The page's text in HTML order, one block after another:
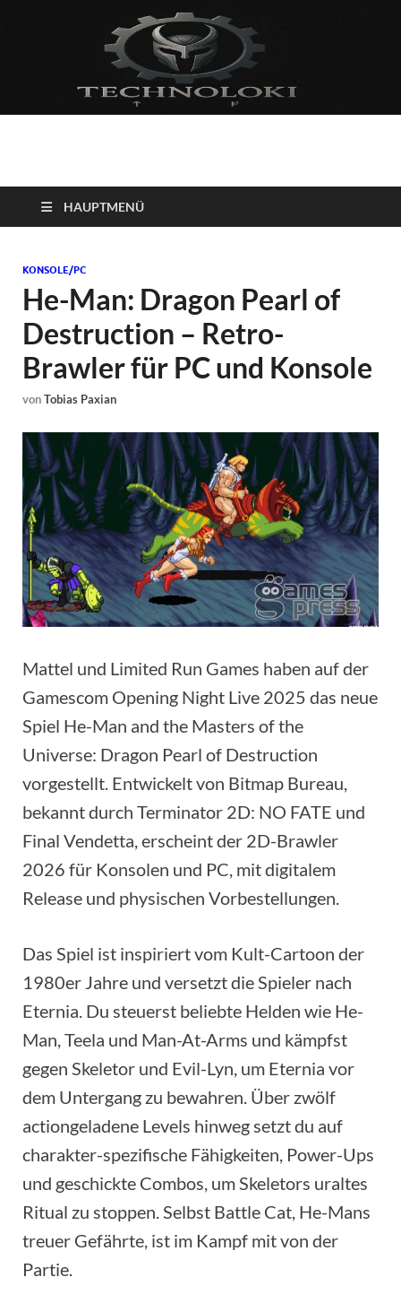
Technoloki: Gaming
und Entertainment
News
Blockbuster, Indie-Perlen und Retro-Klassiker.
HAUPTMENÜ
KONSOLE/PC
He-Man: Dragon Pearl of
Destruction – Retro-
Brawler für PC und Konsole
vonTobias Paxian
Mattel und Limited Run Games haben auf der
Gamescom Opening Night Live 2025 das neue
Spiel He-Man and the Masters of the
Universe: Dragon Pearl of Destruction
vorgestellt. Entwickelt von Bitmap Bureau,
bekannt durch Terminator 2D: NO FATE und
Final Vendetta, erscheint der 2D-Brawler
2026 für Konsolen und PC, mit digitalem
Release und physischen Vorbestellungen.
Das Spiel ist inspiriert vom Kult-Cartoon der
1980er Jahre und versetzt die Spieler nach
Eternia. Du steuerst beliebte Helden wie He-
Man, Teela und Man-At-Arms und kämpfst
gegen Skeletor und Evil-Lyn, um Eternia vor
dem Untergang zu bewahren. Über zwölf
actiongeladene Levels hinweg setzt du auf
charakter-spezifische Fähigkeiten, Power-Ups
und geschickte Combos, um Skeletors uraltes
Ritual zu stoppen. Selbst Battle Cat, He-Mans
treuer Gefährte, ist im Kampf mit von der
Partie.